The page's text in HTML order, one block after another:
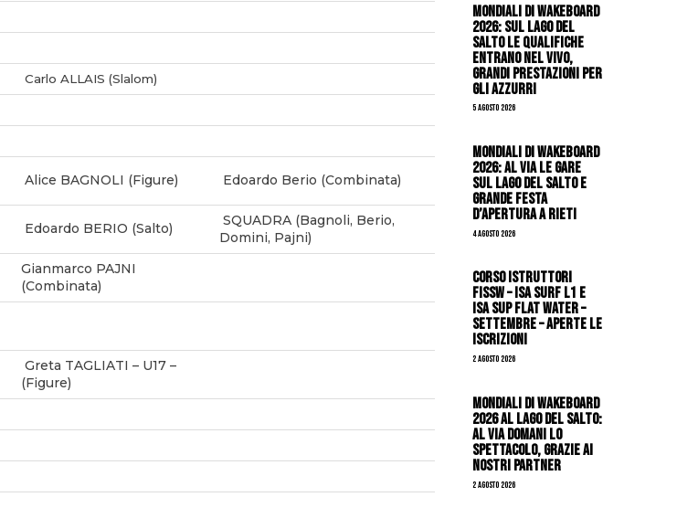
Carlo ALLAIS (Slalom)
Alice BAGNOLI (Figure) Edoardo Berio (Combinata)
Edoardo BERIO (Salto)
SQUADRA (Bagnoli, Berio,
Domini, Pajni)
Gianmarco PAJNI
(Combinata)
Greta TAGLIATI – U17 –
(Figure)
Mondiali di Wakeboard
2026: sul Lago del
Salto le qualifiche
entrano nel vivo,
grandi prestazioni per
gli azzurri
5 Agosto 2026
Mondiali di Wakeboard
2026: al via le gare
sul Lago del Salto e
grande festa
d’apertura a Rieti
4 Agosto 2026
CORSO ISTRUTTORI
FISSW – ISA SURF L1 e
ISA SUP Flat Water –
SETTEMBRE – APERTE LE
ISCRIZIONI
2 Agosto 2026
Mondiali di Wakeboard
2026 al Lago del Salto:
al via domani lo
spettacolo, grazie ai
nostri Partner
2 Agosto 2026